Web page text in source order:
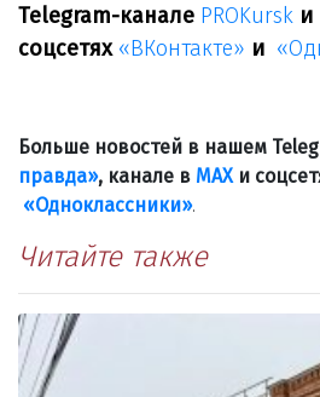
Telegram-канале PROKursk и
соцсетях «ВКонтакте» и
Больше новостей в нашем
правда», канале в МАХи
«Одноклассники».
Читайте также